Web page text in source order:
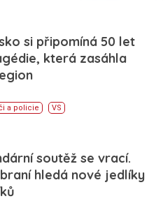
si připomíná 50 let
která zasáhla
a policie VS
soutěž se vrací.
hledá nové jedlíky